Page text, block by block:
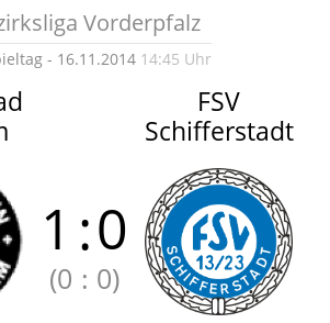
Vorderpfalz
- 16.11.2014 14:45 Uhr
FSV
Schifferstadt
1 :0
(0 : 0)